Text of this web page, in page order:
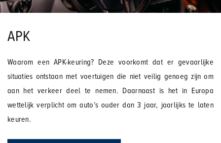
APK
Waarom een APK-keuring? Deze voorkomt dat er gevaarlijke
situaties ontstaan met voertuigen die niet veilig genoeg zijn om
aan het verkeer deel te nemen. Daarnaast is het in Europa
wettelijk verplicht om auto’s ouder dan 3 jaar, jaarlijks te laten
keuren.